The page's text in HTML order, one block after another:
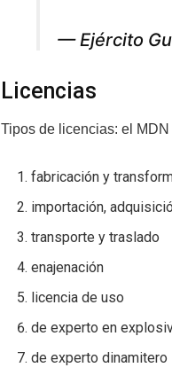
— Ejército
Licencias
Tipos de licencias: el
fabricación y
importación,
transporte y traslado
enajenación
licencia de uso
de experto en
de experto dinamitero